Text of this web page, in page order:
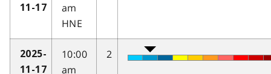
11-17
am
HNE
2025-
11-17
10:00
am
2